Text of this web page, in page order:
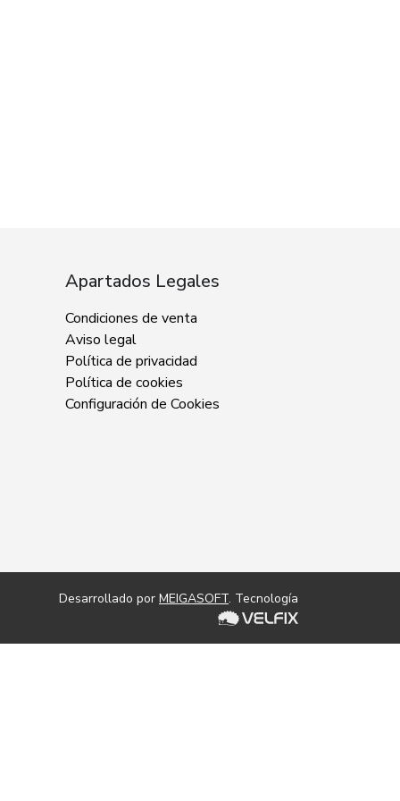
Apartados Legales
Condiciones de venta
Aviso legal
Política de privacidad
Política de cookies
Configuración de Cookies
Desarrollado por MEIGASOFT. Tecnología